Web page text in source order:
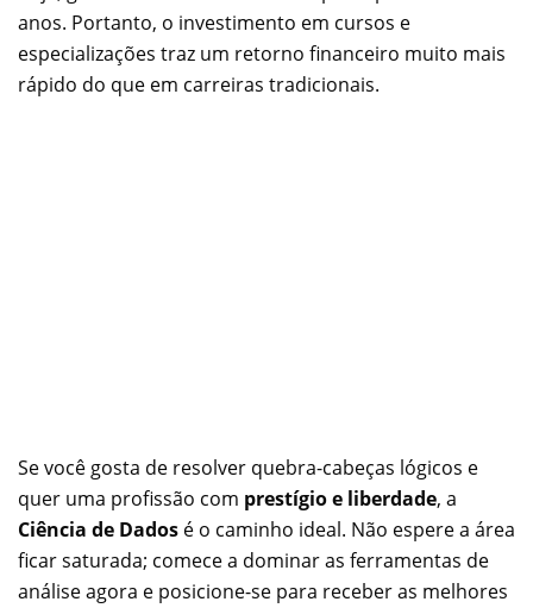
anos. Portanto, o investimento em cursos e
especializações traz um retorno financeiro muito mais
rápido do que em carreiras tradicionais.
Se você gosta de resolver quebra-cabeças lógicos e
quer uma profissão com prestígio e liberdade, a
Ciência de Dados é o caminho ideal. Não espere a área
ficar saturada; comece a dominar as ferramentas de
análise agora e posicione-se para receber as melhores